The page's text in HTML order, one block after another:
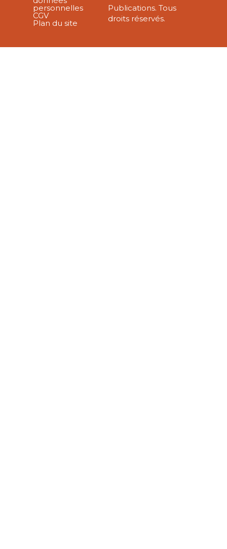
personnelles
CGV
Plan du site
Publications. Tous
droits réservés.